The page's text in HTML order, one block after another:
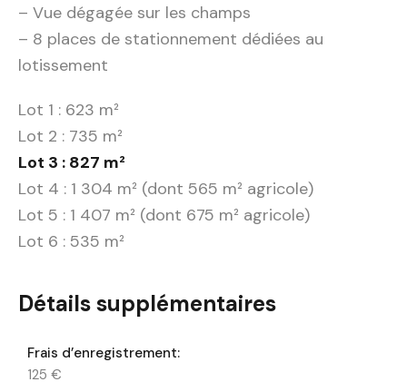
– Vue dégagée sur les champs
– 8 places de stationnement dédiées au
lotissement
Lot 1 : 623 m²
Lot 2 : 735 m²
Lot 3 : 827 m²
Lot 4 : 1 304 m² (dont 565 m² agricole)
Lot 5 : 1 407 m² (dont 675 m² agricole)
Lot 6 : 535 m²
Détails supplémentaires
Frais d’enregistrement:
125 €